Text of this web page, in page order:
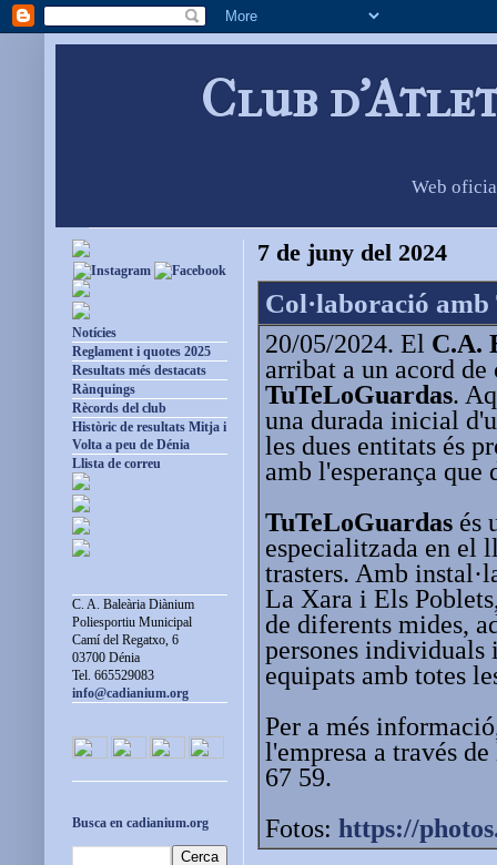
Club
Web
7 de juny del 2024
Col·laboració
20/05/2024. El C.A.
arribat a un acord
TuTeLoGuardas.
una durada inicial
les dues entitats és
amb l'esperança que
TuTeLoGuardas és
especialitzada en el
trasters. Amb
La Xara i Els
de diferents mides,
persones individuals
equipats amb totes
Per a més
l'empresa a través
67 59.
Fotos: https://
Notícies
Reglament i quotes 2025
Resultats més destacats
Rànquings
Rècords del club
Històric de resultats Mitja i
Volta a peu de Dénia
Llista de correu
C. A. Baleària Diànium
Poliesportiu Municipal
Camí del Regatxo, 6
03700 Dénia
Tel. 665529083
info@cadianium.org
Busca en cadianium.org